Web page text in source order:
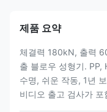
제품 요약
체결력 180kN, 출력
출 블로우 성형기. PP,
수명, 쉬운 작동, 1년
비디오 출고 검사가 포